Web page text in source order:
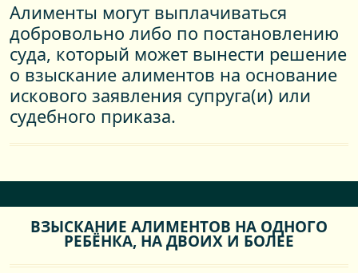
Алименты могут выплачиваться
добровольно либо по постановлению
суда, который может вынести решение
о взыскание алиментов на основание
искового заявления супруга(и) или
судебного приказа.
ВЗЫСКАНИЕ АЛИМЕНТОВ НА ОДНОГО
РЕБЁНКА, НА ДВОИХ И БОЛЕЕ